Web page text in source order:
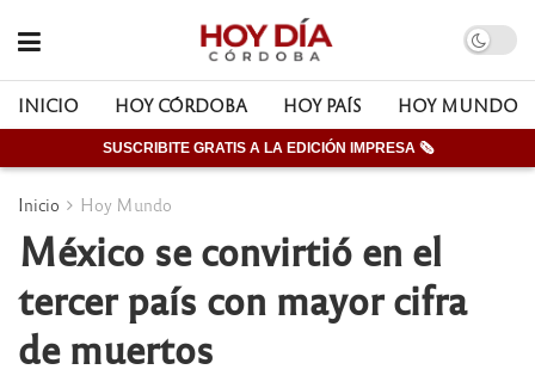
INICIO HOY CÓRDOBA HOY PAÍS HOY MUNDO
SUSCRIBITE GRATIS A LA EDICIÓN IMPRESA 🗞
Inicio Hoy Mundo
México se convirtió en el
tercer país con mayor cifra
de muertos